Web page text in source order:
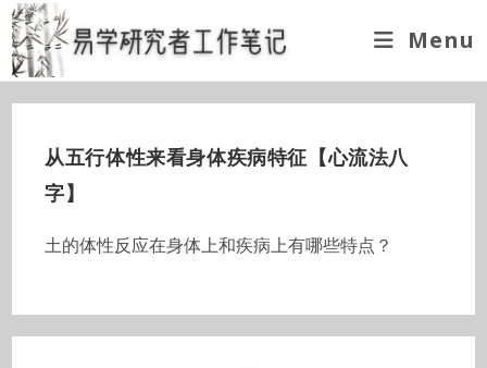
Skip
to
content
Menu
从五行体性来看身体疾病特征【心流法八
字】
土的体性反应在身体上和疾病上有哪些特点？